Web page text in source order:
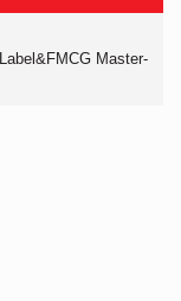
Master-